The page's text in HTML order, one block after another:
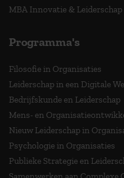
MBA Innovatie & Leiderschap
Programma's
Filosofie in Organisaties
Leiderschap in een Digitale
Bedrijfskunde en Leiderschap
Mens- en
Nieuw Leiderschap in
Psychologie in Organisaties
Publieke Strategie en